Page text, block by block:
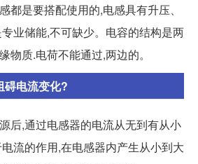
都是要搭配使用的,电感具有升压、
业储能,不可缺少。电容的结构是两
物质.电荷不能通过,两边的。
碍电流变化?
后,通过电感器的电流从无到有从小
流的作用,在电感器内产生从小到大